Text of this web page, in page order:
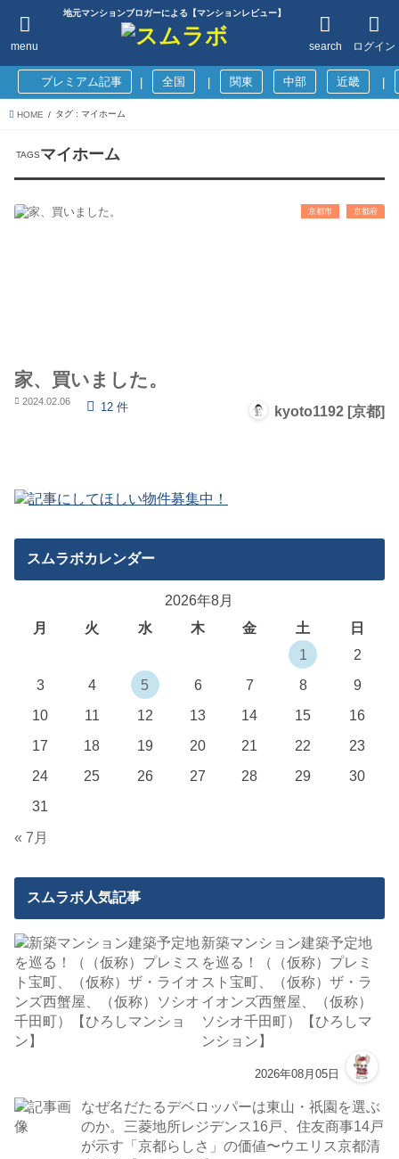
地元マンションブロガーによる【マンションレビュー】
ログイン
search
menu
プレミアム記事 全国 関東 中部 近畿
HOME タグ : マイホーム
マイホーム
京都市 京都府
家、買いました。
2024.02.06 12 件 kyoto1192 [京都]
スムラボカレンダー
2026年8月
月
火 水 木 金 土
日
1
2
3
4 5 6 7 8
9
10
11 12 13 14 15
16
17
18 19 20 21 22
23
24
25 26 27 28 29
30
31
« 7月
スムラボ人気記事
新築マンション建築予定地
を巡る！（（仮称）プレミ
スト宝町、（仮称）ザ・ラ
イオンズ西蟹屋、（仮称）
ソシオ千田町）【ひろしマ
ンション】
2026年08月05日
なぜ名だたるデベロッパーは東山・祇園を選ぶ
のか。三菱地所レジデンス16戸、住友商事14戸
が示す「京都らしさ」の価値〜ウエリス京都清